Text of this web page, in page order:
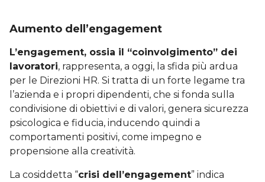
Aumento dell’engagement
L’engagement, ossia il “coinvolgimento” dei
lavoratori, rappresenta, a oggi, la sfida più ardua
per le Direzioni HR. Si tratta di un forte legame tra
l’azienda e i propri dipendenti, che si fonda sulla
condivisione di obiettivi e di valori, genera sicurezza
psicologica e fiducia, inducendo quindi a
comportamenti positivi, come impegno e
propensione alla creatività.
La cosiddetta “crisi dell’engagement” indica